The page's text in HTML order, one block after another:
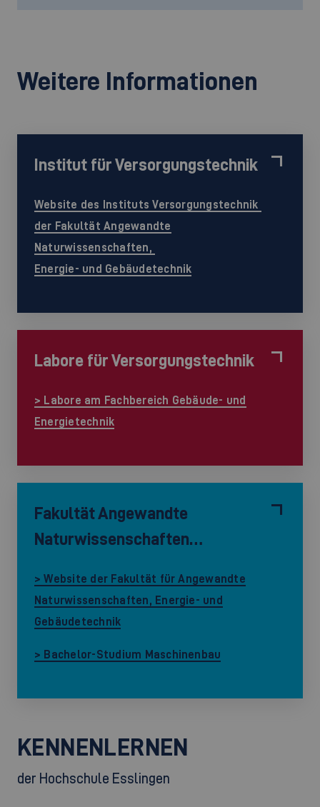
Weitere Informationen
Institut für Versorgungstechnik
Website des Instituts Versorgungstechnik
der Fakultät Angewandte
Naturwissenschaften,
Energie- und Gebäudetechnik
Labore für Versorgungstechnik
> Labore am Fachbereich Gebäude- und
Energietechnik
Fakultät Angewandte
Naturwissenschaften…
> Website der Fakultät für Angewandte
Naturwissenschaften, Energie- und
Gebäudetechnik
> Bachelor-Studium Maschinenbau
KENNENLERNEN
der Hochschule Esslingen